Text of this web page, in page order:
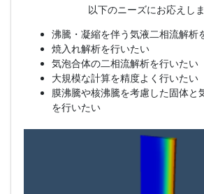
以下のニーズにお応えし
沸騰・凝縮を伴う気液二相流解析
焼入れ解析を行いたい
気泡合体の二相流解析を行いたい
大規模な計算を精度よく行いたい
膜沸騰や核沸騰を考慮した固体と
を行いたい